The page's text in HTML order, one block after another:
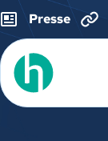
Presse